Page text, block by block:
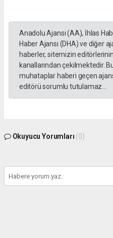
Anadolu Ajansı (AA), İhlas
Haber Ajansı (DHA) ve diğer
haberler, sitemizin
kanallarından çekilmektedir.
muhataplar haberi geçen
editörü sorumlu tutulamaz...
Okuyucu Yorumları (0)